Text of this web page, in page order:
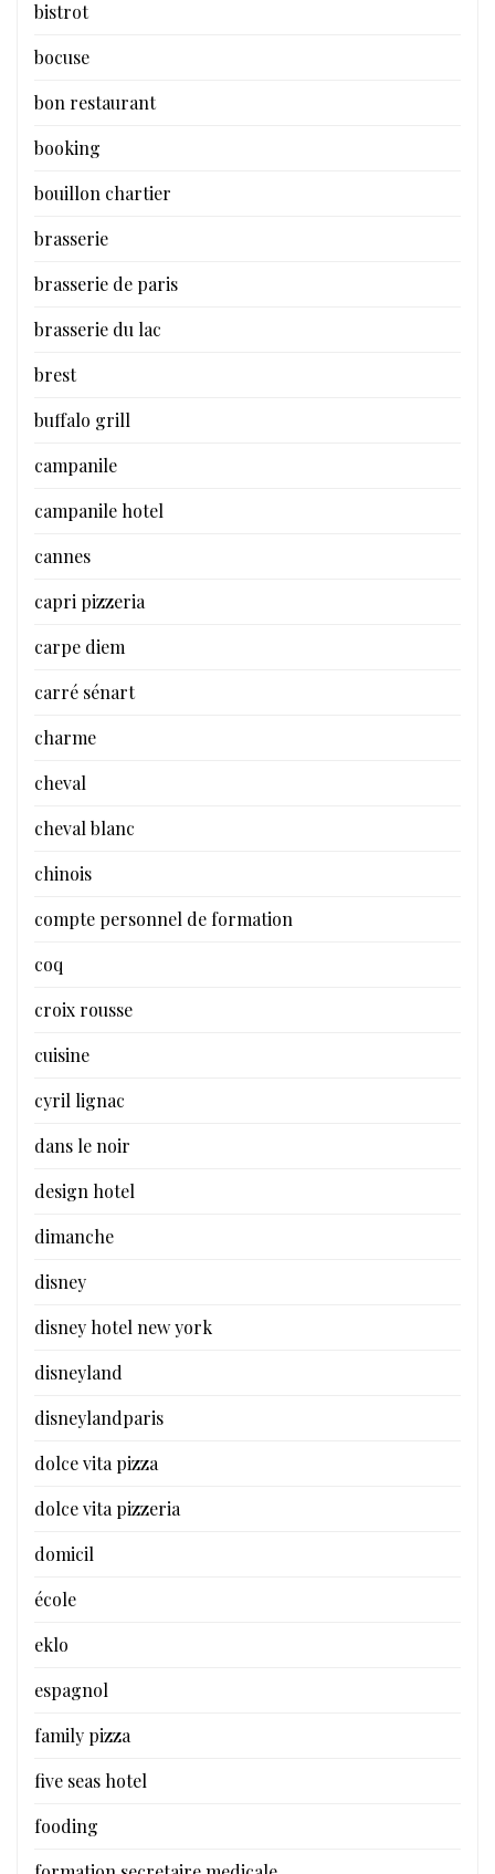
bistrot
bocuse
bon restaurant
booking
bouillon chartier
brasserie
brasserie de paris
brasserie du lac
brest
buffalo grill
campanile
campanile hotel
cannes
capri pizzeria
carpe diem
carré sénart
charme
cheval
cheval blanc
chinois
compte personnel de formation
coq
croix rousse
cuisine
cyril lignac
dans le noir
design hotel
dimanche
disney
disney hotel new york
disneyland
disneylandparis
dolce vita pizza
dolce vita pizzeria
domicil
école
eklo
espagnol
family pizza
five seas hotel
fooding